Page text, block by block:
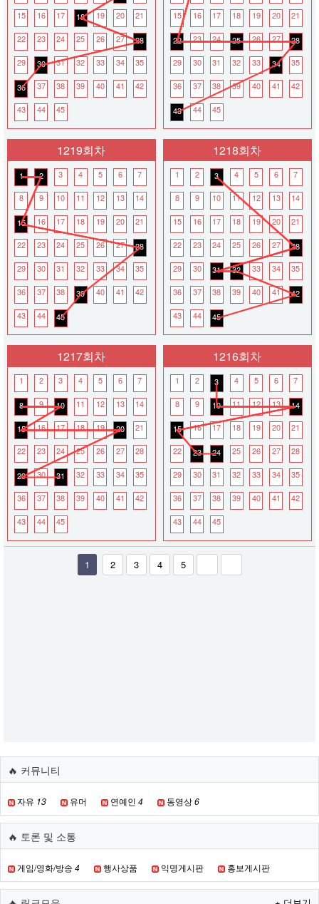
15 16 17 18 19 20 21
22 23 24 25 26 27
28
29
30 31 32 33 34 35
36 37 38 39 40 41 42
43 44 45
15 16 17 18 19 20 21
22 23 24 25 26 27
28
29
30 31 32 33 34 35
36 37 38 39 40 41 42
43 44 45
1219회차
1 2 3 4 5 6 7
8 9 10 11 12 13 14
15 16 17 18 19 20 21
22 23 24 25 26 27
28
29
30 31 32 33 34 35
36 37 38 39 40 41 42
43 44 45
1218회차
1 2 3 4 5 6 7
8 9 10 11 12 13 14
15 16 17 18 19 20 21
22 23 24 25 26 27
28
29
30 31 32 33 34 35
36 37 38 39 40 41
42
43
44 45
1217회차
1 2 3 4 5 6 7
8 9 10 11 12 13 14
15 16 17 18 19 20 21
22 23 24 25 26 27 28
29 30 31 32 33 34 35
36 37 38 39 40 41 42
43 44 45
1216회차
1 2 3 4 5 6 7
8 9 10 11 12 13 14
15 16 17 18 19 20 21
22 23 24 25 26 27 28
29 30 31 32 33 34 35
36 37 38 39 40 41 42
43 44 45
1 2 3 4 5
🔥 커뮤니티
자유 13 유머 연예인 4 동영상6
🔥 토론 및 소통
게임/영화/방송 4 행사상품 익명게시판 홍보게시판